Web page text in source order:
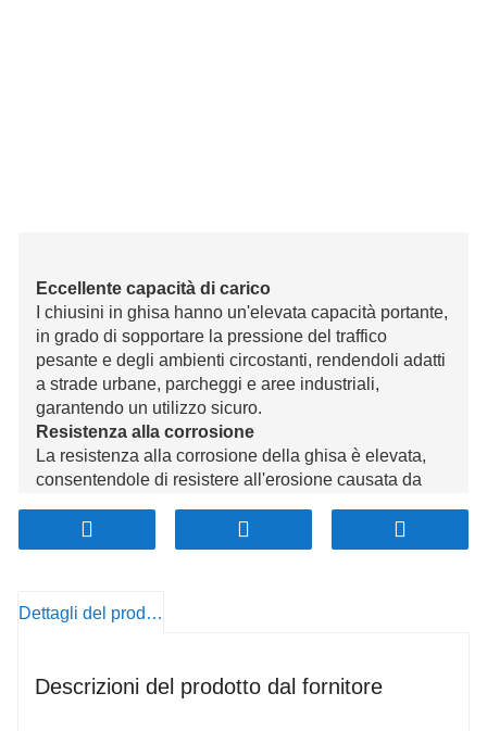
Eccellente capacità di carico
I chiusini in ghisa hanno un'elevata capacità portante,
in grado di sopportare la pressione del traffico
pesante e degli ambienti circostanti, rendendoli adatti
a strade urbane, parcheggi e aree industriali,
garantendo un utilizzo sicuro.
Resistenza alla corrosione
La resistenza alla corrosione della ghisa è elevata,
consentendole di resistere all'erosione causata da
durata e riducendo i costi di manutenzione.
Elevata resistenza all'usura
mantenendo integrità e funzionalità anche in aree ad
Progettati per essere sicuri e resistenti ai furti, i
Dettagli del prodotto
Descrizioni del prodotto dal fornitore